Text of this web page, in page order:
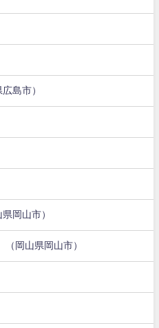
島市）
岡山市）
岡山県岡山市）